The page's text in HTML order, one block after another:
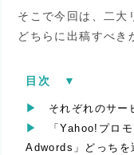
そこで今回は、二
どちらに出稿すべき
目次 ▼︎
それぞれのサー
「Yahoo!プロ
Adwords」どっちを